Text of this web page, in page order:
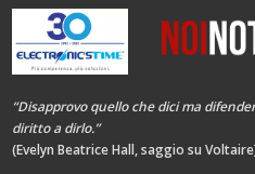
“Disapprovo quello che dici ma
diritto a dirlo.”
(Evelyn Beatrice Hall, saggio su